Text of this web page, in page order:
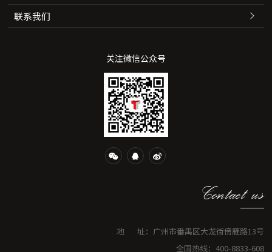
联系我们
关注微信公众号
Contact us
地 址：广州市番禺区大龙街傍雁路13号
全国热线：400-8833-608